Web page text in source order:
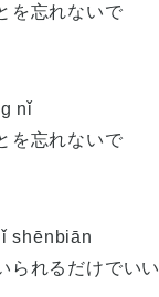
を忘れないで
nǐ
を忘れないで
shēnbiān
られるだけでいい